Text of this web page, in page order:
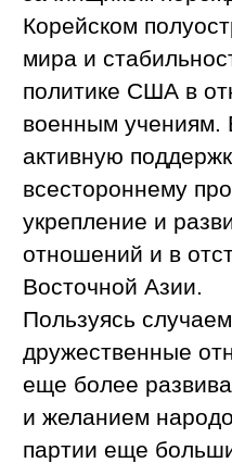
Корейском
мира и
политике США в
военным учениям.
активную
всестороннему
укрепление и
отношений и в
Восточной Азии.
Пользуясь
дружественные
еще более
и желанием
партии еще